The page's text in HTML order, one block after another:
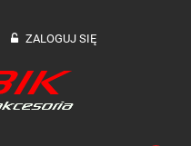
ZALOGUJ SIĘ